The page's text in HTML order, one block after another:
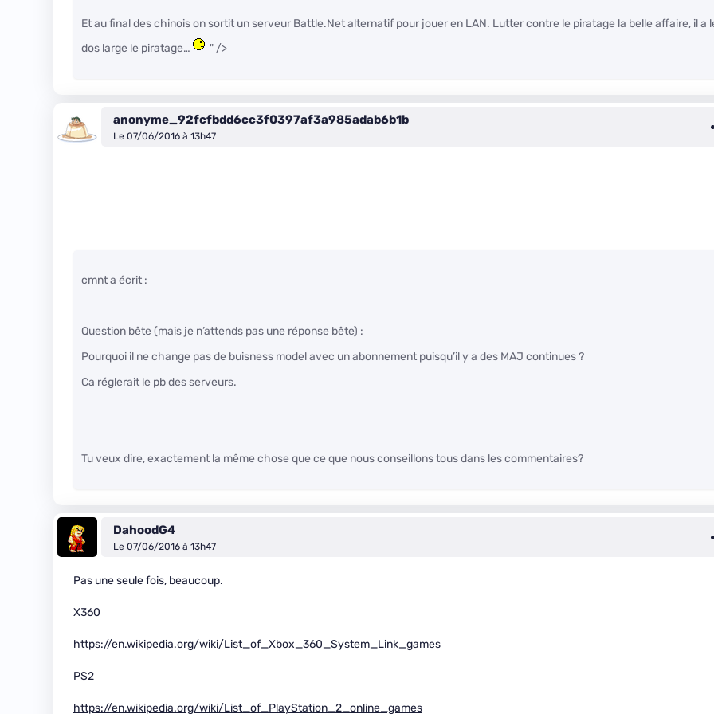
Et au final des chinois on sortit un serveur Battle.Net alternatif pour jouer en LAN. Lutter contre le piratage la belle affaire, il a
dos large le piratage…
" />
anonyme_92fcfbdd6cc3f0397af3a985adab6b1b
Le 07/06/2016 à 13h47
cmnt a écrit :
Question bête (mais je n’attends pas une réponse bête) :
Pourquoi il ne change pas de buisness model avec un abonnement puisqu’il y a des MAJ continues ?
Ca réglerait le pb des serveurs.
Tu veux dire, exactement la même chose que ce que nous conseillons tous dans les commentaires?
DahoodG4
Le 07/06/2016 à 13h47
Pas une seule fois, beaucoup.
X360
https://en.wikipedia.org/wiki/List_of_Xbox_360_System_Link_games
PS2
https://en.wikipedia.org/wiki/List_of_PlayStation_2_online_games